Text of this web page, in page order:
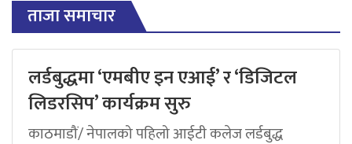
ताजा समाचार
लर्डबुद्धमा ‘एमबीए इन एआई’ र ‘डिजिटल
लिडरसिप’ कार्यक्रम सुरु
काठमाडौं/ नेपालको पहिलो आईटी कलेज लर्डबुद्ध